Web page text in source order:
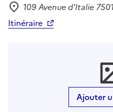
Adresse
109 Avenue d'Italie
Itinéraire
Ajouter